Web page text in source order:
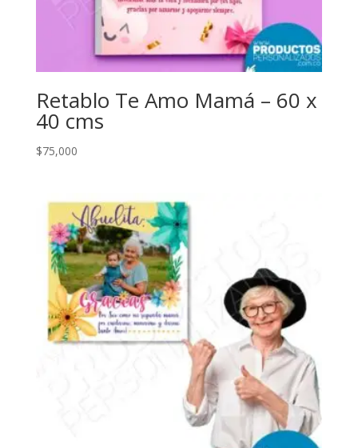
Retablo Te Amo Mamá – 60 x
40 cms
$75,000